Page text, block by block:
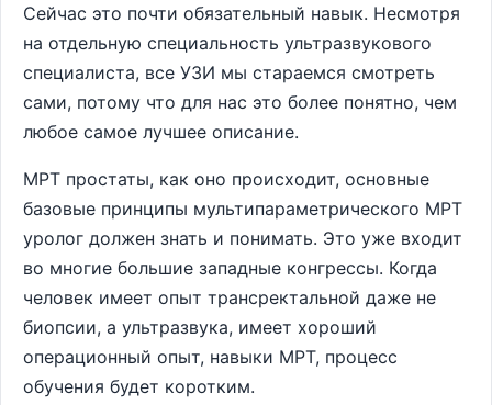
Сейчас это почти обязательный навык. Несмотря
на отдельную специальность ультразвукового
специалиста, все УЗИ мы стараемся смотреть
сами, потому что для нас это более понятно, чем
любое самое лучшее описание.
МРТ простаты, как оно происходит, основные
базовые принципы мультипараметрического МРТ
уролог должен знать и понимать. Это уже входит
во многие большие западные конгрессы. Когда
человек имеет опыт трансректальной даже не
биопсии, а ультразвука, имеет хороший
операционный опыт, навыки МРТ, процесс
обучения будет коротким.